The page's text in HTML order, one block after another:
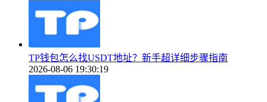
TP钱包怎么找USDT地址？新手超详细步骤指南
2026-08-06 19:30:19